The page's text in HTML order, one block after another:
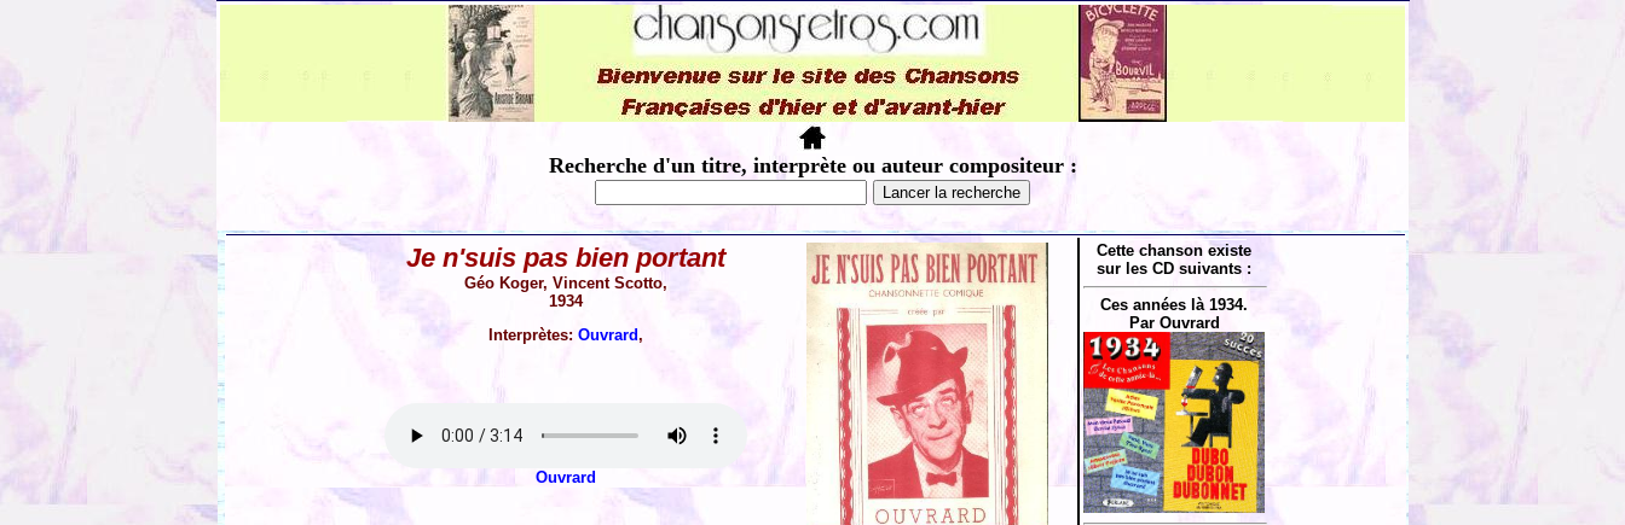
Recherche d'un titre, interprète ou auteur compositeur :
Je n'suis pas bien portant
Géo Koger, Vincent Scotto,
1934
Interprètes: Ouvrard,
Ouvrard
Cette chanson existe
sur les CD suivants :
Ces années là 1934.
Par Ouvrard